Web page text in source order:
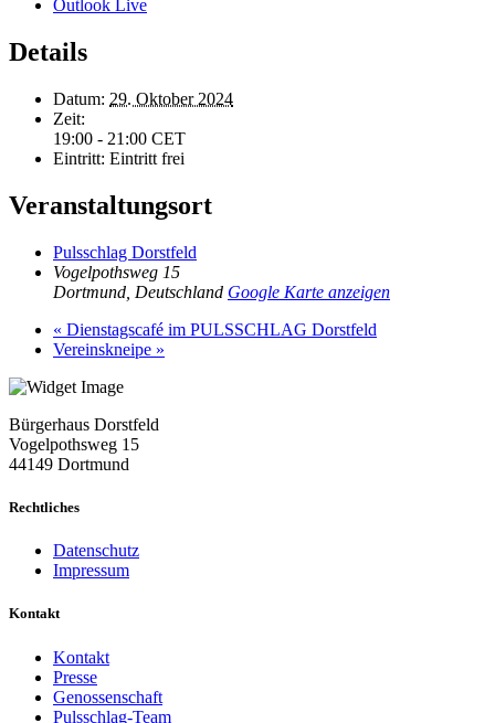
Outlook Live
Details
Datum: 29. Oktober 2024
Zeit:
19:00 - 21:00 CET
Eintritt: Eintritt frei
Veranstaltungsort
Pulsschlag Dorstfeld
Vogelpothsweg 15
Dortmund Deutschland Google Karte anzeigen
« Dienstagscafé im PULSSCHLAG Dorstfeld
Vereinskneipe »
Bürgerhaus Dorstfeld
Vogelpothsweg 15
44149 Dortmund
Rechtliches
Datenschutz
Impressum
Kontakt
Kontakt
Presse
Genossenschaft
Pulsschlag-Team